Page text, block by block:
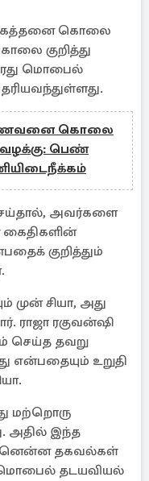
கொலை
குறித்து
மொபைல்
கொலை
பெண்
அவர்களை
கைதிகளின்
குறித்தும்
சியா, அது
ராஜா ரகுவன்ஷி
செய்த தவறு
என்பதையும் உறுதி
மற்றொரு
அதில் இந்த
தகவல்கள்
தடயவியல்